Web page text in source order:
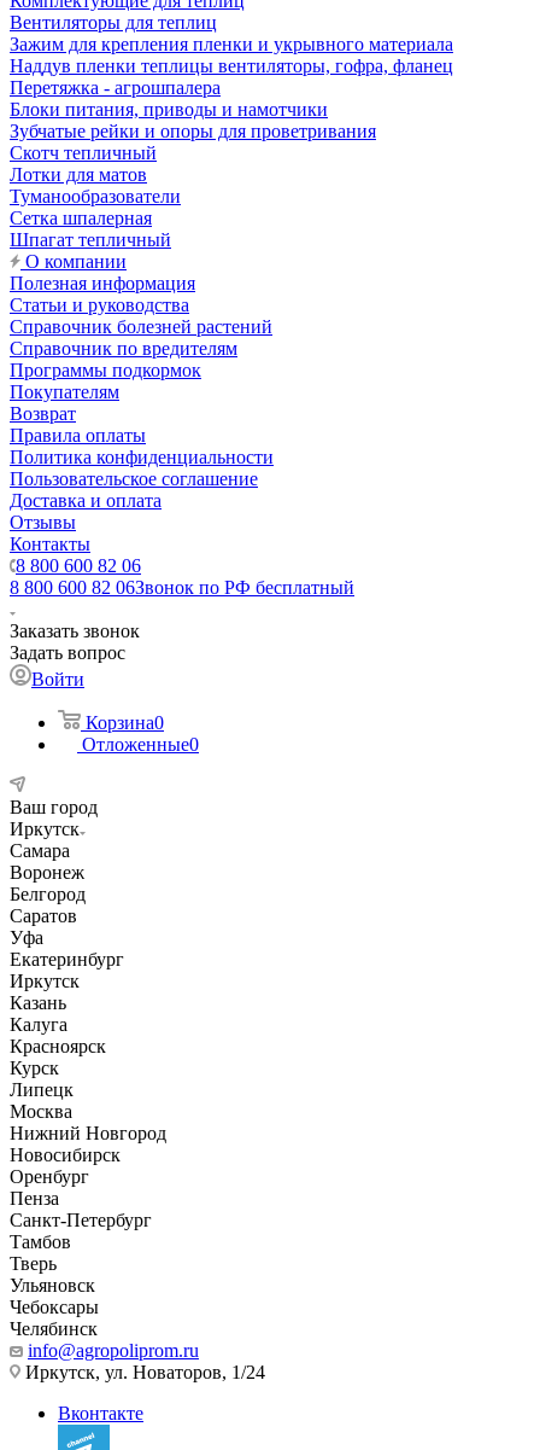
Вентиляторы для теплиц
Зажим для крепления пленки и укрывного материала
Наддув пленки теплицы вентиляторы, гофра, фланец
Перетяжка - агрошпалера
Блоки питания, приводы и намотчики
Зубчатые рейки и опоры для проветривания
Скотч тепличный
Лотки для матов
Туманообразователи
Сетка шпалерная
Шпагат тепличный
О компании
Полезная информация
Статьи и руководства
Справочник болезней растений
Справочник по вредителям
Программы подкормок
Покупателям
Возврат
Правила оплаты
Политика конфиденциальности
Пользовательское соглашение
Доставка и оплата
Отзывы
Контакты
8 800 600 82 06
8 800 600 82 06Звонок по РФ бесплатный
Заказать звонок
Задать вопрос
Войти
Корзина0
Отложенные0
Ваш город
Иркутск
Самара
Воронеж
Белгород
Саратов
Уфа
Екатеринбург
Иркутск
Казань
Калуга
Красноярск
Курск
Липецк
Москва
Нижний Новгород
Новосибирск
Оренбург
Пенза
Санкт-Петербург
Тамбов
Тверь
Ульяновск
Чебоксары
Челябинск
info@agropoliprom.ru
Иркутск, ул. Новаторов, 1/24
Вконтакте